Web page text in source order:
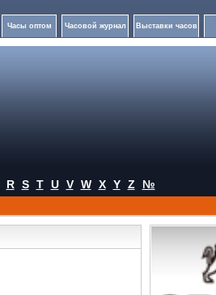
Часы оптом Часовой журнал Выставки часов
R S T U V W X Y Z №